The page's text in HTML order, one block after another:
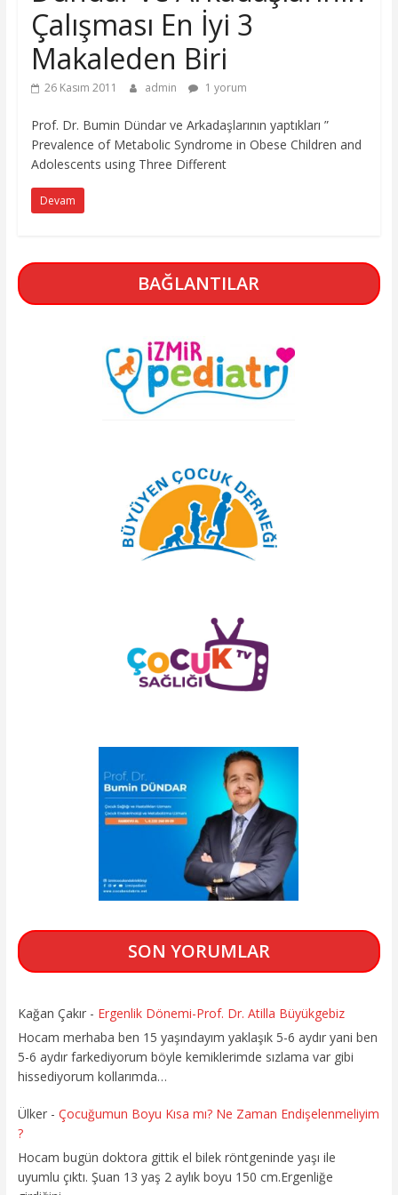
Çalışması En İyi 3
Makaleden Biri
26 Kasım 2011 admin 1 yorum
Prof. Dr. Bumin Dündar ve Arkadaşlarının yaptıkları ”
Prevalence of Metabolic Syndrome in Obese Children and
Adolescents using Three Different
Devam
BAĞLANTILAR
SON YORUMLAR
Kağan Çakır- Ergenlik Dönemi-Prof. Dr. Atilla Büyükgebiz
Hocam merhaba ben 15 yaşındayım yaklaşık 5-6 aydır yani ben
5-6 aydır farkediyorum böyle kemiklerimde sızlama var gibi
hissediyorum kollarımda…
Ülker- Çocuğumun Boyu Kısa mı? Ne Zaman Endişelenmeliyim
?
Hocam bugün doktora gittik el bilek röntgeninde yaşı ile
uyumlu çıktı. Şuan 13 yaş 2 aylık boyu 150 cm.Ergenliğe